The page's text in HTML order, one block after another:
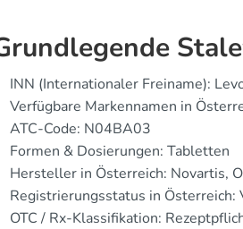
INN (Internationaler Freiname):
Verfügbare Markennamen in
ATC-Code: N04BA03
Formen & Dosierungen: Tabletten
Hersteller in Österreich: Novartis,
Registrierungsstatus in Österreich:
OTC / Rx-Klassifikation: